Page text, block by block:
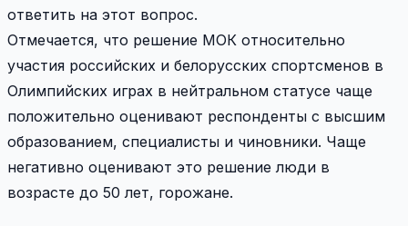
ответить на этот вопрос.
Отмечается, что решение МОК относительно
участия российских и белорусских спортсменов в
Олимпийских играх в нейтральном статусе чаще
положительно оценивают респонденты с высшим
образованием, специалисты и чиновники. Чаще
негативно оценивают это решение люди в
возрасте до 50 лет, горожане.